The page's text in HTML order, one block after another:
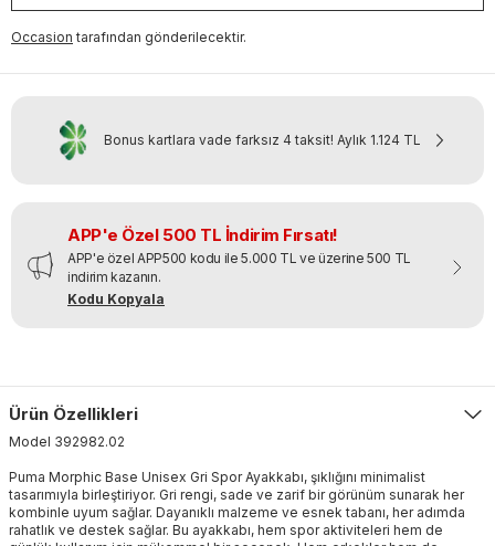
Occasion tarafından gönderilecektir.
Bonus kartlara vade farksız 4 taksit! Aylık 1.124 TL
APP'e Özel 500 TL İndirim Fırsatı!
APP'e özel APP500 kodu ile 5.000 TL ve üzerine 500 TL
indirim kazanın.
Kodu Kopyala
Ürün Özellikleri
Model 392982.02
Puma Morphic Base Unisex Gri Spor Ayakkabı, şıklığını minimalist
tasarımıyla birleştiriyor. Gri rengi, sade ve zarif bir görünüm sunarak her
kombinle uyum sağlar. Dayanıklı malzeme ve esnek tabanı, her adımda
rahatlık ve destek sağlar. Bu ayakkabı, hem spor aktiviteleri hem de